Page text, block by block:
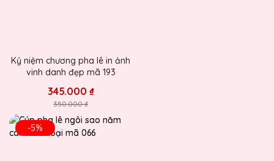
Kỷ niệm chương pha lê in ảnh
vinh danh đẹp mã 193
345.000 ₫
350.000 ₫
-5%